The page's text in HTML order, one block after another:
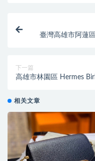
臺灣高雄市阿蓮
下一篇
高雄市林園區 Hermes
相关文章